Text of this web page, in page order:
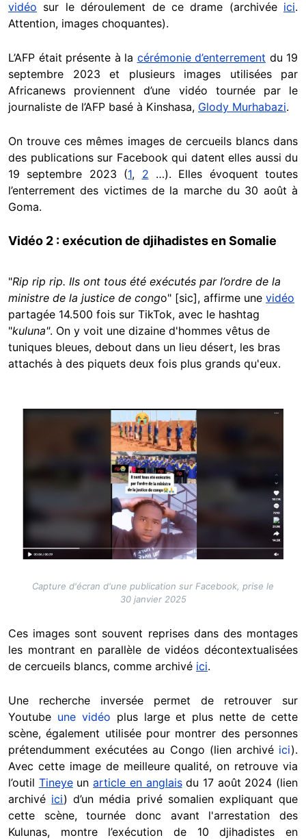
vidéo sur le déroulement de ce drame (archivée ici.
Attention, images choquantes).
L’AFP était présente à la cérémonie d’enterrement du 19
septembre 2023 et plusieurs images utilisées par
Africanews proviennent d’une vidéo tournée par le
journaliste de l’AFP basé à Kinshasa, Glody Murhabazi.
On trouve ces mêmes images de cercueils blancs dans
des publications sur Facebook qui datent elles aussi du
19 septembre 2023 (1, 2 …). Elles évoquent toutes
l’enterrement des victimes de la marche du 30 août à
Goma.
Vidéo 2 : exécution de djihadistes en Somalie
"Rip rip rip. Ils ont tous été exécutés par l’ordre de la
ministre de la justice de congo" [sic], affirme une vidéo
partagée 14.500 fois sur TikTok, avec le hashtag
"kuluna". On y voit une dizaine d'hommes vêtus de
tuniques bleues, debout dans un lieu désert, les bras
attachés à des piquets deux fois plus grands qu'eux.
Capture d'écran d'une publication sur Facebook, prise le
30 janvier 2025
Ces images sont souvent reprises dans des montages
les montrant en parallèle de vidéos décontextualisées
de cercueils blancs, comme archivé ici.
Une recherche inversée permet de retrouver sur
Youtube une vidéo plus large et plus nette de cette
scène, également utilisée pour montrer des personnes
prétendumment exécutées au Congo (lien archivé ici).
Avec cette image de meilleure qualité, on retrouve via
l’outil Tineyeunarticle en anglaisdu 17 août 2024 (lien
archivé ici) d’un média privé somalien expliquant que
cette scène, tournée donc avant l'arrestation des
Kulunas, montre l’exécution de 10 djihadistes en